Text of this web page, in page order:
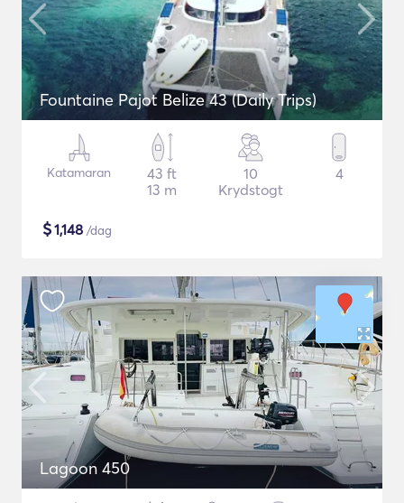
Fountaine Pajot Belize 43 (Daily Trips)
Katamaran
43 ft
13 m
10
Krydstogt
4
$1,148 /dag
Lagoon 450